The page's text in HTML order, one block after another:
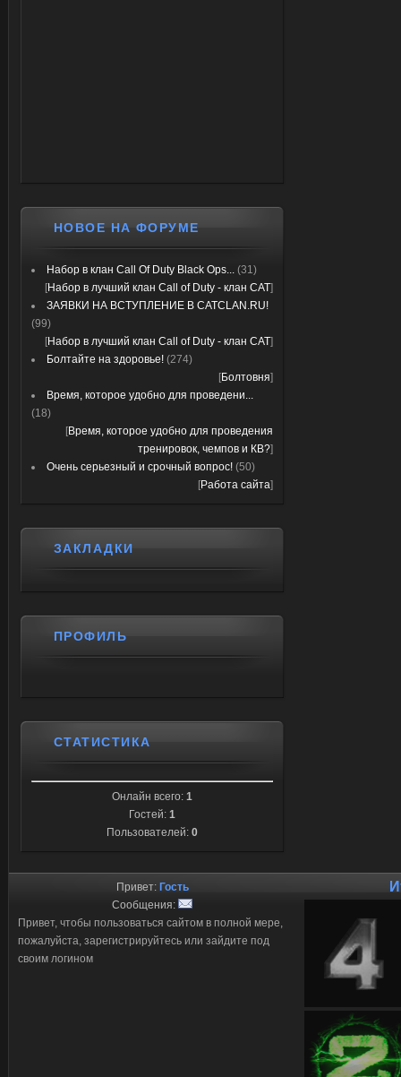
НОВОЕ НА ФОРУМЕ
Набор в клан Call Of Duty Black Ops... (31)
[Набор в лучший клан Call of Duty - клан CAT]
ЗАЯВКИ НА ВСТУПЛЕНИЕ В CATCLAN.RU!
(99)
[Набор в лучший клан Call of Duty - клан CAT]
Болтайте на здоровье! (274)
[Болтовня]
Время, которое удобно для проведени...
(18)
[Время, которое удобно для проведения
тренировок, чемпов и КВ?]
Очень серьезный и срочный вопрос! (50)
[Работа сайта]
ЗАКЛАДКИ
ПРОФИЛЬ
СТАТИСТИКА
Онлайн всего: 1
Гостей: 1
Пользователей: 0
Привет: Гость
Сообщения:
Привет, чтобы пользоваться сайтом в полной мере,
пожалуйста, зарегистрируйтесь или зайдите под
своим логином